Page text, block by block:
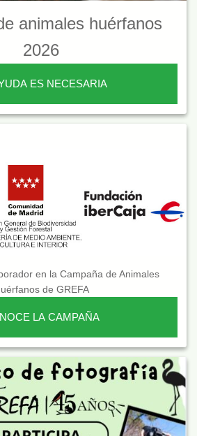
animales huérfanos
2026
ES NECESARIA
en la Campaña de Animales
de GREFA
LA CAMPAÑA